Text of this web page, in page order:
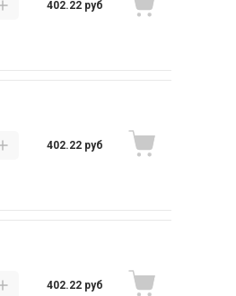
402.22 руб
402.22 руб
402.22 руб